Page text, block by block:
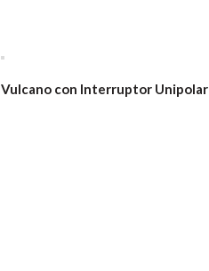
Vulcano con Interruptor Unipolar